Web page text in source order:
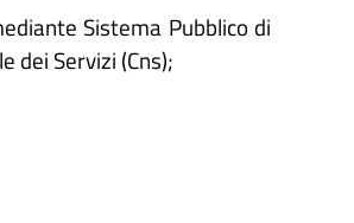
Sistema Pubblico di
dei Servizi (Cns);